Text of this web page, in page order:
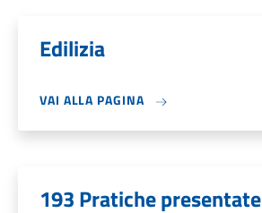
Edilizia
VAI ALLA PAGINA
193 Pratiche presentate